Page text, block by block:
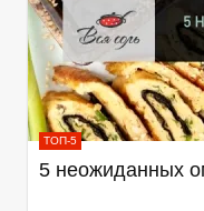
ТОП-5
5 неожиданных